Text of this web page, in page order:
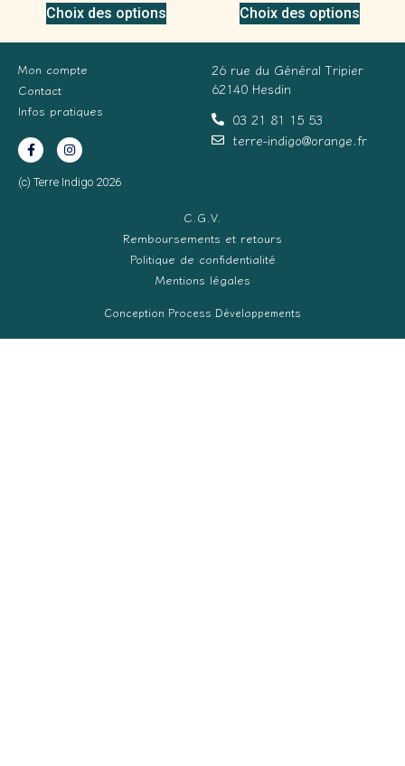
Choix des options Choix des options
Mon compte
Contact
Infos pratiques
(c) Terre Indigo 2026
26 rue du Général Tripier
62140 Hesdin
03 21 81 15 53
terre-indigo@orange.fr
C.G.V.
Remboursements et retours
Politique de confidentialité
Mentions légales
Conception Process Développements